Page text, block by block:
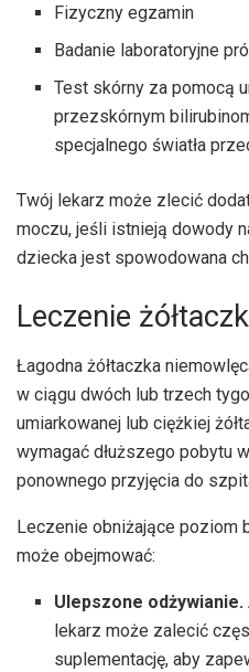
Fizyczny egzamin
Badanie laboratoryjne
Test skórny za pomocą
przezskórnym
specjalnego światła
Twój lekarz może zlecić
moczu, jeśli istnieją dowody
dziecka jest spowodowana
Leczenie
Łagodna żółtaczka
w ciągu dwóch lub trzech
umiarkowanej lub ciężkiej
wymagać dłuższego pobytu
ponownego przyjęcia do
Leczenie obniżające poziom
może obejmować:
Ulepszone odżywianie.
lekarz może zalecić
suplementację, aby